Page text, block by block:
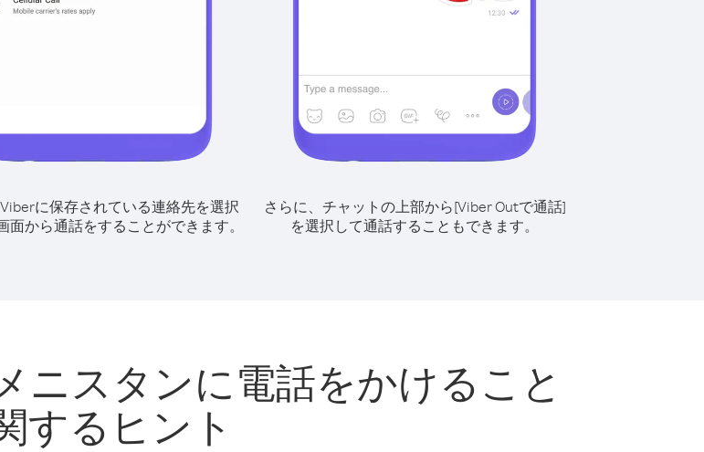
に保存されている連絡先を選択
面から通話をすることができます。
さらに、チャットの上部から[Viber Outで通話]
を選択して通話することもできます。
ニスタンに電話をかけること
するヒント